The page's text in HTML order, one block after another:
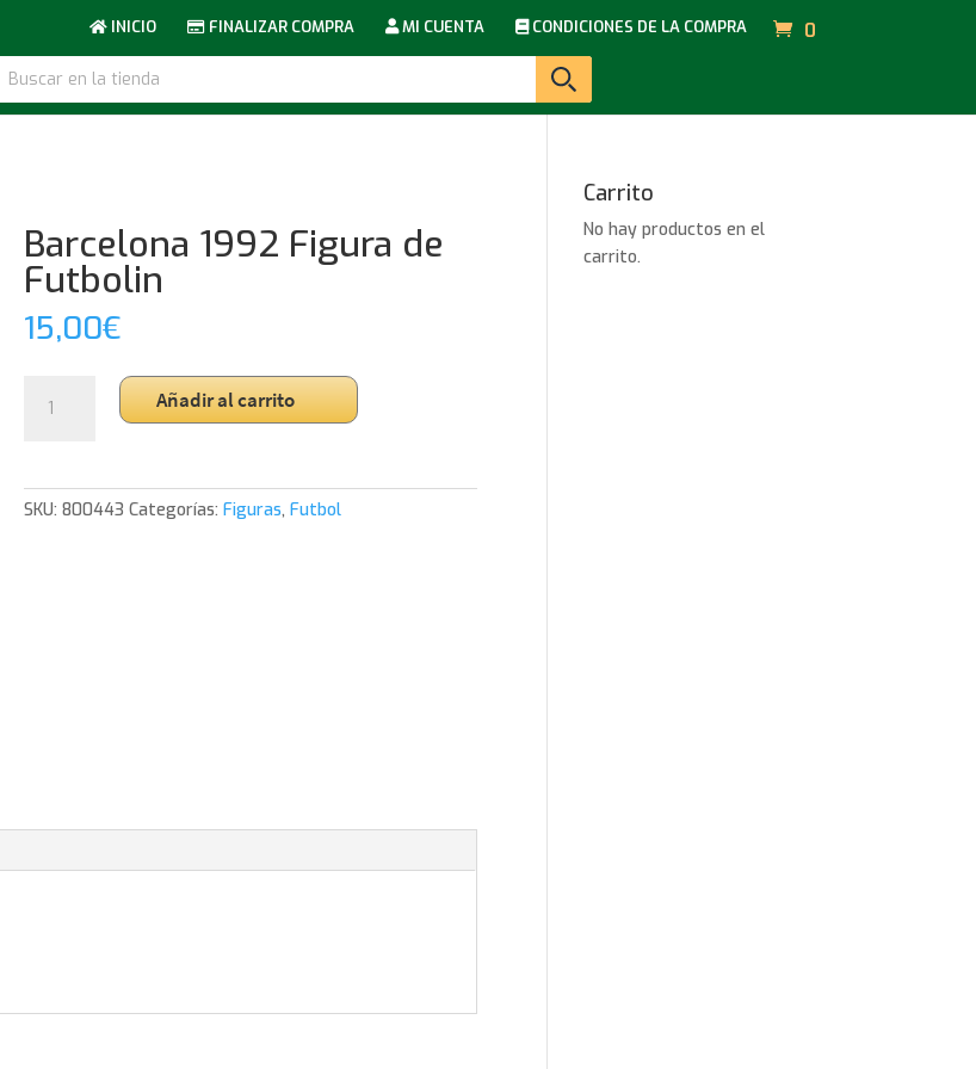
INICIO FINALIZAR COMPRA MI CUENTA CONDICIONES DE LA COMPRA 0
Barcelona 1992 Figura de
Futbolin
15,00€
1992
Futbolin
Añadir al carrito
SKU:800443 Categorías:Figuras,Futbol
Carrito
No hay productos en el
carrito.